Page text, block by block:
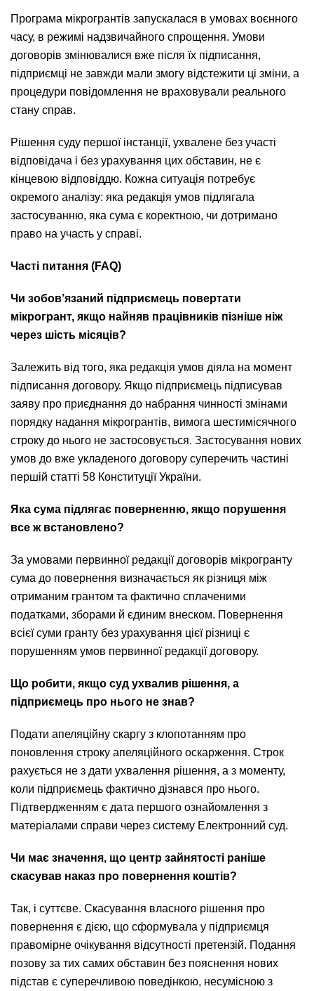
Програма мікрогрантів запускалася в умовах воєнного
часу, в режимі надзвичайного спрощення. Умови
договорів змінювалися вже після їх підписання,
підприємці не завжди мали змогу відстежити ці зміни, а
процедури повідомлення не враховували реального
стану справ.
Рішення суду першої інстанції, ухвалене без участі
відповідача і без урахування цих обставин, не є
кінцевою відповіддю. Кожна ситуація потребує
окремого аналізу: яка редакція умов підлягала
застосуванню, яка сума є коректною, чи дотримано
право на участь у справі.
Часті питання (FAQ)
Чи зобов’язаний підприємець повертати
мікрогрант, якщо найняв працівників пізніше ніж
через шість місяців?
Залежить від того, яка редакція умов діяла на момент
підписання договору. Якщо підприємець підписував
заяву про приєднання до набрання чинності змінами
порядку надання мікрогрантів, вимога шестимісячного
строку до нього не застосовується. Застосування нових
умов до вже укладеного договору суперечить частині
першій статті 58 Конституції України.
Яка сума підлягає поверненню, якщо порушення
все ж встановлено?
За умовами первинної редакції договорів мікрогранту
сума до повернення визначається як різниця між
отриманим грантом та фактично сплаченими
податками, зборами й єдиним внеском. Повернення
всієї суми гранту без урахування цієї різниці є
порушенням умов первинної редакції договору.
Що робити, якщо суд ухвалив рішення, а
підприємець про нього не знав?
Подати апеляційну скаргу з клопотанням про
поновлення строку апеляційного оскарження. Строк
рахується не з дати ухвалення рішення, а з моменту,
коли підприємець фактично дізнався про нього.
Підтвердженням є дата першого ознайомлення з
матеріалами справи через систему Електронний суд.
Чи має значення, що центр зайнятості раніше
скасував наказ про повернення коштів?
Так, і суттєве. Скасування власного рішення про
повернення є дією, що сформувала у підприємця
правомірне очікування відсутності претензій. Подання
позову за тих самих обставин без пояснення нових
підстав є суперечливою поведінкою, несумісною з